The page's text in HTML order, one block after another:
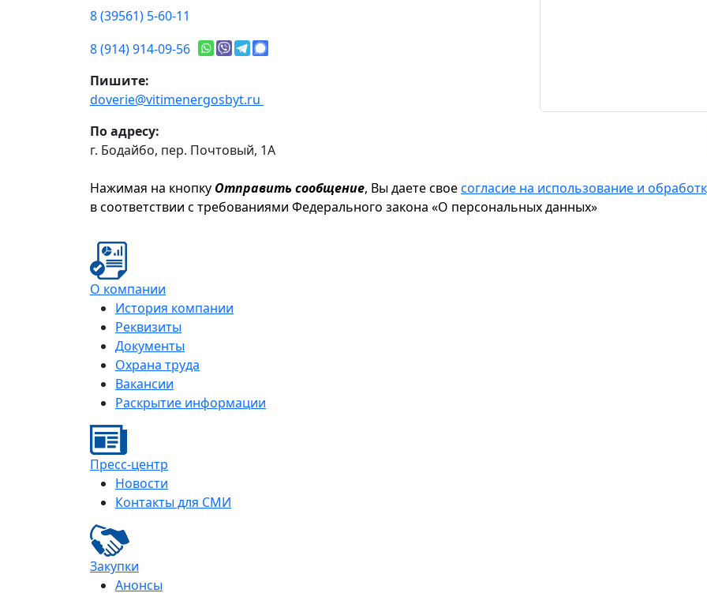
8 (39561) 5-60-11
8 (914) 914-09-56
Пишите:
doverie@vitimenergosbyt.ru
По адресу:
г. Бодайбо, пер. Почтовый, 1А
Нажимая на кнопку Отправить сообщение, Вы даете своесогласие на использование и
в соответствии с требованиями Федерального закона «О персональных данных»
О компании
История компании
Реквизиты
Документы
Охрана труда
Вакансии
Раскрытие информации
Пресс-центр
Новости
Контакты для СМИ
Закупки
Анонсы